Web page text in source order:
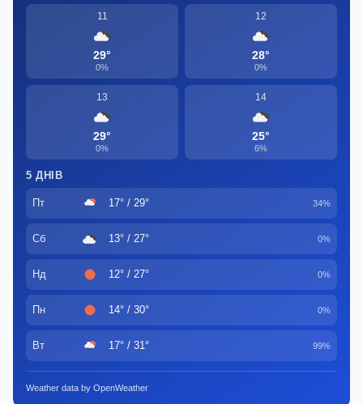
11
29°
0%
12
28°
0%
13
29°
0%
14
25°
6%
5 ДНІВ
Пт 17° / 29° 34%
Сб 13° / 27° 0%
Нд 12° / 27° 0%
Пн 14° / 30° 0%
Вт 17° / 31° 99%
Weather data by OpenWeather